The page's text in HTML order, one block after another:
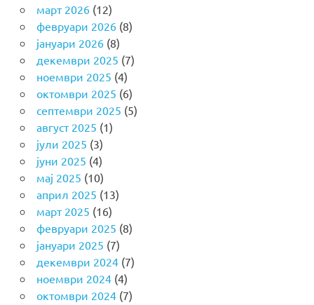
март 2026(12)
февруари 2026(8)
јануари 2026(8)
декември 2025 (7)
ноември 2025 (4)
октомври 2025 (6)
септември 2025 (5)
август 2025 (1)
јули 2025 (3)
јуни 2025 (4)
мај 2025 (10)
април 2025 (13)
март 2025 (16)
февруари 2025 (8)
јануари 2025 (7)
декември 2024(7)
ноември 2024(4)
октомври 2024(7)